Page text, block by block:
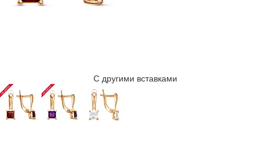
С другими вставками